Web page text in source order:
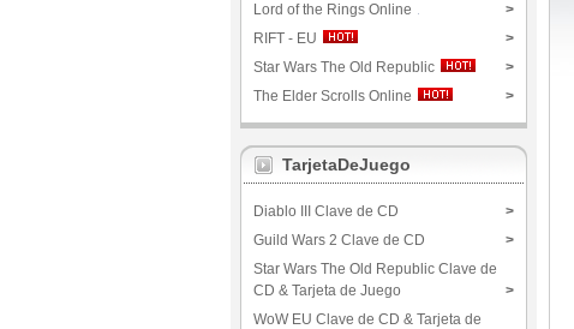
Lord of the Rings Online
>
RIFT - EU
>
Star Wars The Old Republic
>
The Elder Scrolls Online
>
TarjetaDeJuego
Diablo III Clave de CD
>
Guild Wars 2 Clave de CD
>
Star Wars The Old Republic Clave de
CD & Tarjeta de Juego
>
WoW EU Clave de CD & Tarjeta de